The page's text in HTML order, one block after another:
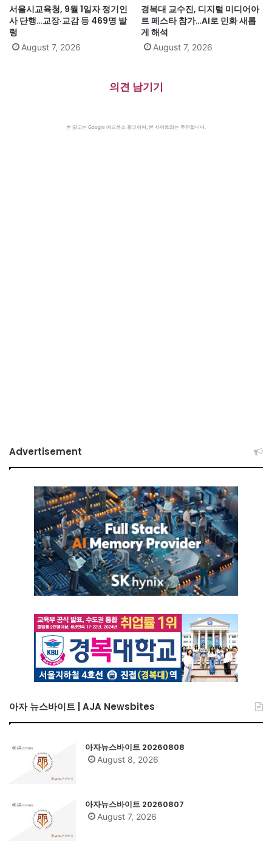
서울시교육청, 9월 1일자 정기인
사 단행…교장·교감 등 469명 발
령
August 7, 2026
경복대 교수진, 디지털 미디어아
트 페스타 참가…AI로 민화 새롭
게 해석
August 7, 2026
의견 남기기
본 광고는 Google 애드센스 광고이며, 본 사이트와는 무관합니다.
Advertisement
아자 뉴스바이트 | AJA Newsbites
아자뉴스바이트 20260808
August 8, 2026
아자뉴스바이트 20260807
August 7, 2026